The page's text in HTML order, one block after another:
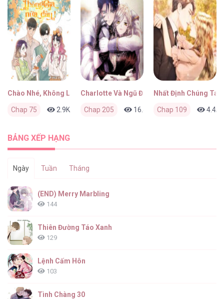
Chào Nhé, Không Làm Thông Gia Nữa Đâu!
Chap 75 2.9K 0 6 tháng trước
Charlotte Và Ngũ Đại Đồ Đệ
Chap 205 16.4K 11 6 tháng
Nhất Định Chúng Ta
Chap 109 4.4K
BẢNG XẾP HẠNG
Ngày Tuần Tháng
(END) Merry Marbling
144
Thiên Đường Táo Xanh
129
Lệnh Cấm Hôn
103
Tình Chàng 30